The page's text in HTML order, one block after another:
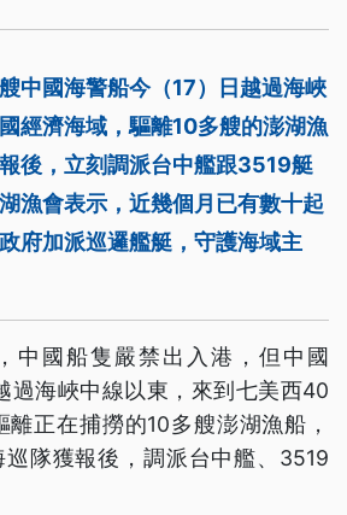
中國海警船今（17）日越過海峽
經濟海域，驅離10多艘的澎湖漁
後，立刻調派台中艦跟3519艇
漁會表示，近幾個月已有數十起
府加派巡邏艦艇，守護海域主
中國船隻嚴禁出入港，但中國
過海峽中線以東，來到七美西40
正在捕撈的10多艘澎湖漁船，
隊獲報後，調派台中艦、3519